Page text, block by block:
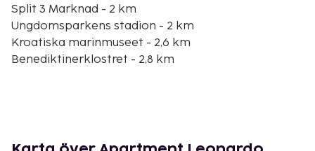
Split 3 Marknad - 2 km
Ungdomsparkens stadion - 2 km
Kroatiska marinmuseet - 2,6 km
Benediktinerklostret - 2,8 km
Game of Thrones museum - 2,8 km